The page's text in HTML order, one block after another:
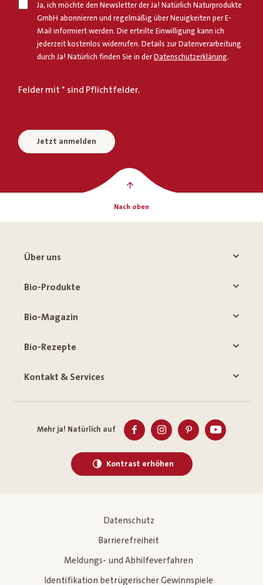
Ja, ich möchte den Newsletter der Ja! Natürlich Naturprodukte
GmbH abonnieren und regelmäßig über Neuigkeiten per E-
Mail informiert werden. Die erteilte Einwilligung kann ich
jederzeit kostenlos widerrufen. Details zur Datenverarbeitung
durch Ja! Natürlich finden Sie in derDatenschutzerklärung.
Felder mit * sind Pflichtfelder.
Jetzt anmelden
Nach oben
Über uns
Bio-Produkte
Bio-Magazin
Bio-Rezepte
Kontakt & Services
Mehr ja! Natürlich auf
Kontrast erhöhen
Datenschutz
Barrierefreiheit
Meldungs- und Abhilfeverfahren
Identifikation betrügerischer Gewinnspiele